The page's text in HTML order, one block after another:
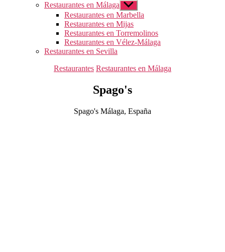
Restaurantes en Málaga Mostrar
el
submenú
Restaurantes en Marbella
Restaurantes en Mijas
Restaurantes en Torremolinos
Restaurantes en Vélez-Málaga
Restaurantes en Sevilla
Categorías
Restaurantes Restaurantes en Málaga
Spago's
Spago's Málaga, España